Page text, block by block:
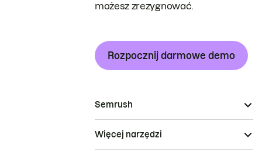
możesz zrezygnować.
Rozpocznij darmowe demo
Semrush
Więcej narzędzi